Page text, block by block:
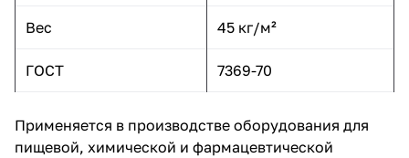
Вес 45 кг/м²
ГОСТ 7369-70
Применяется в производстве оборудования для
пищевой, химической и фармацевтической